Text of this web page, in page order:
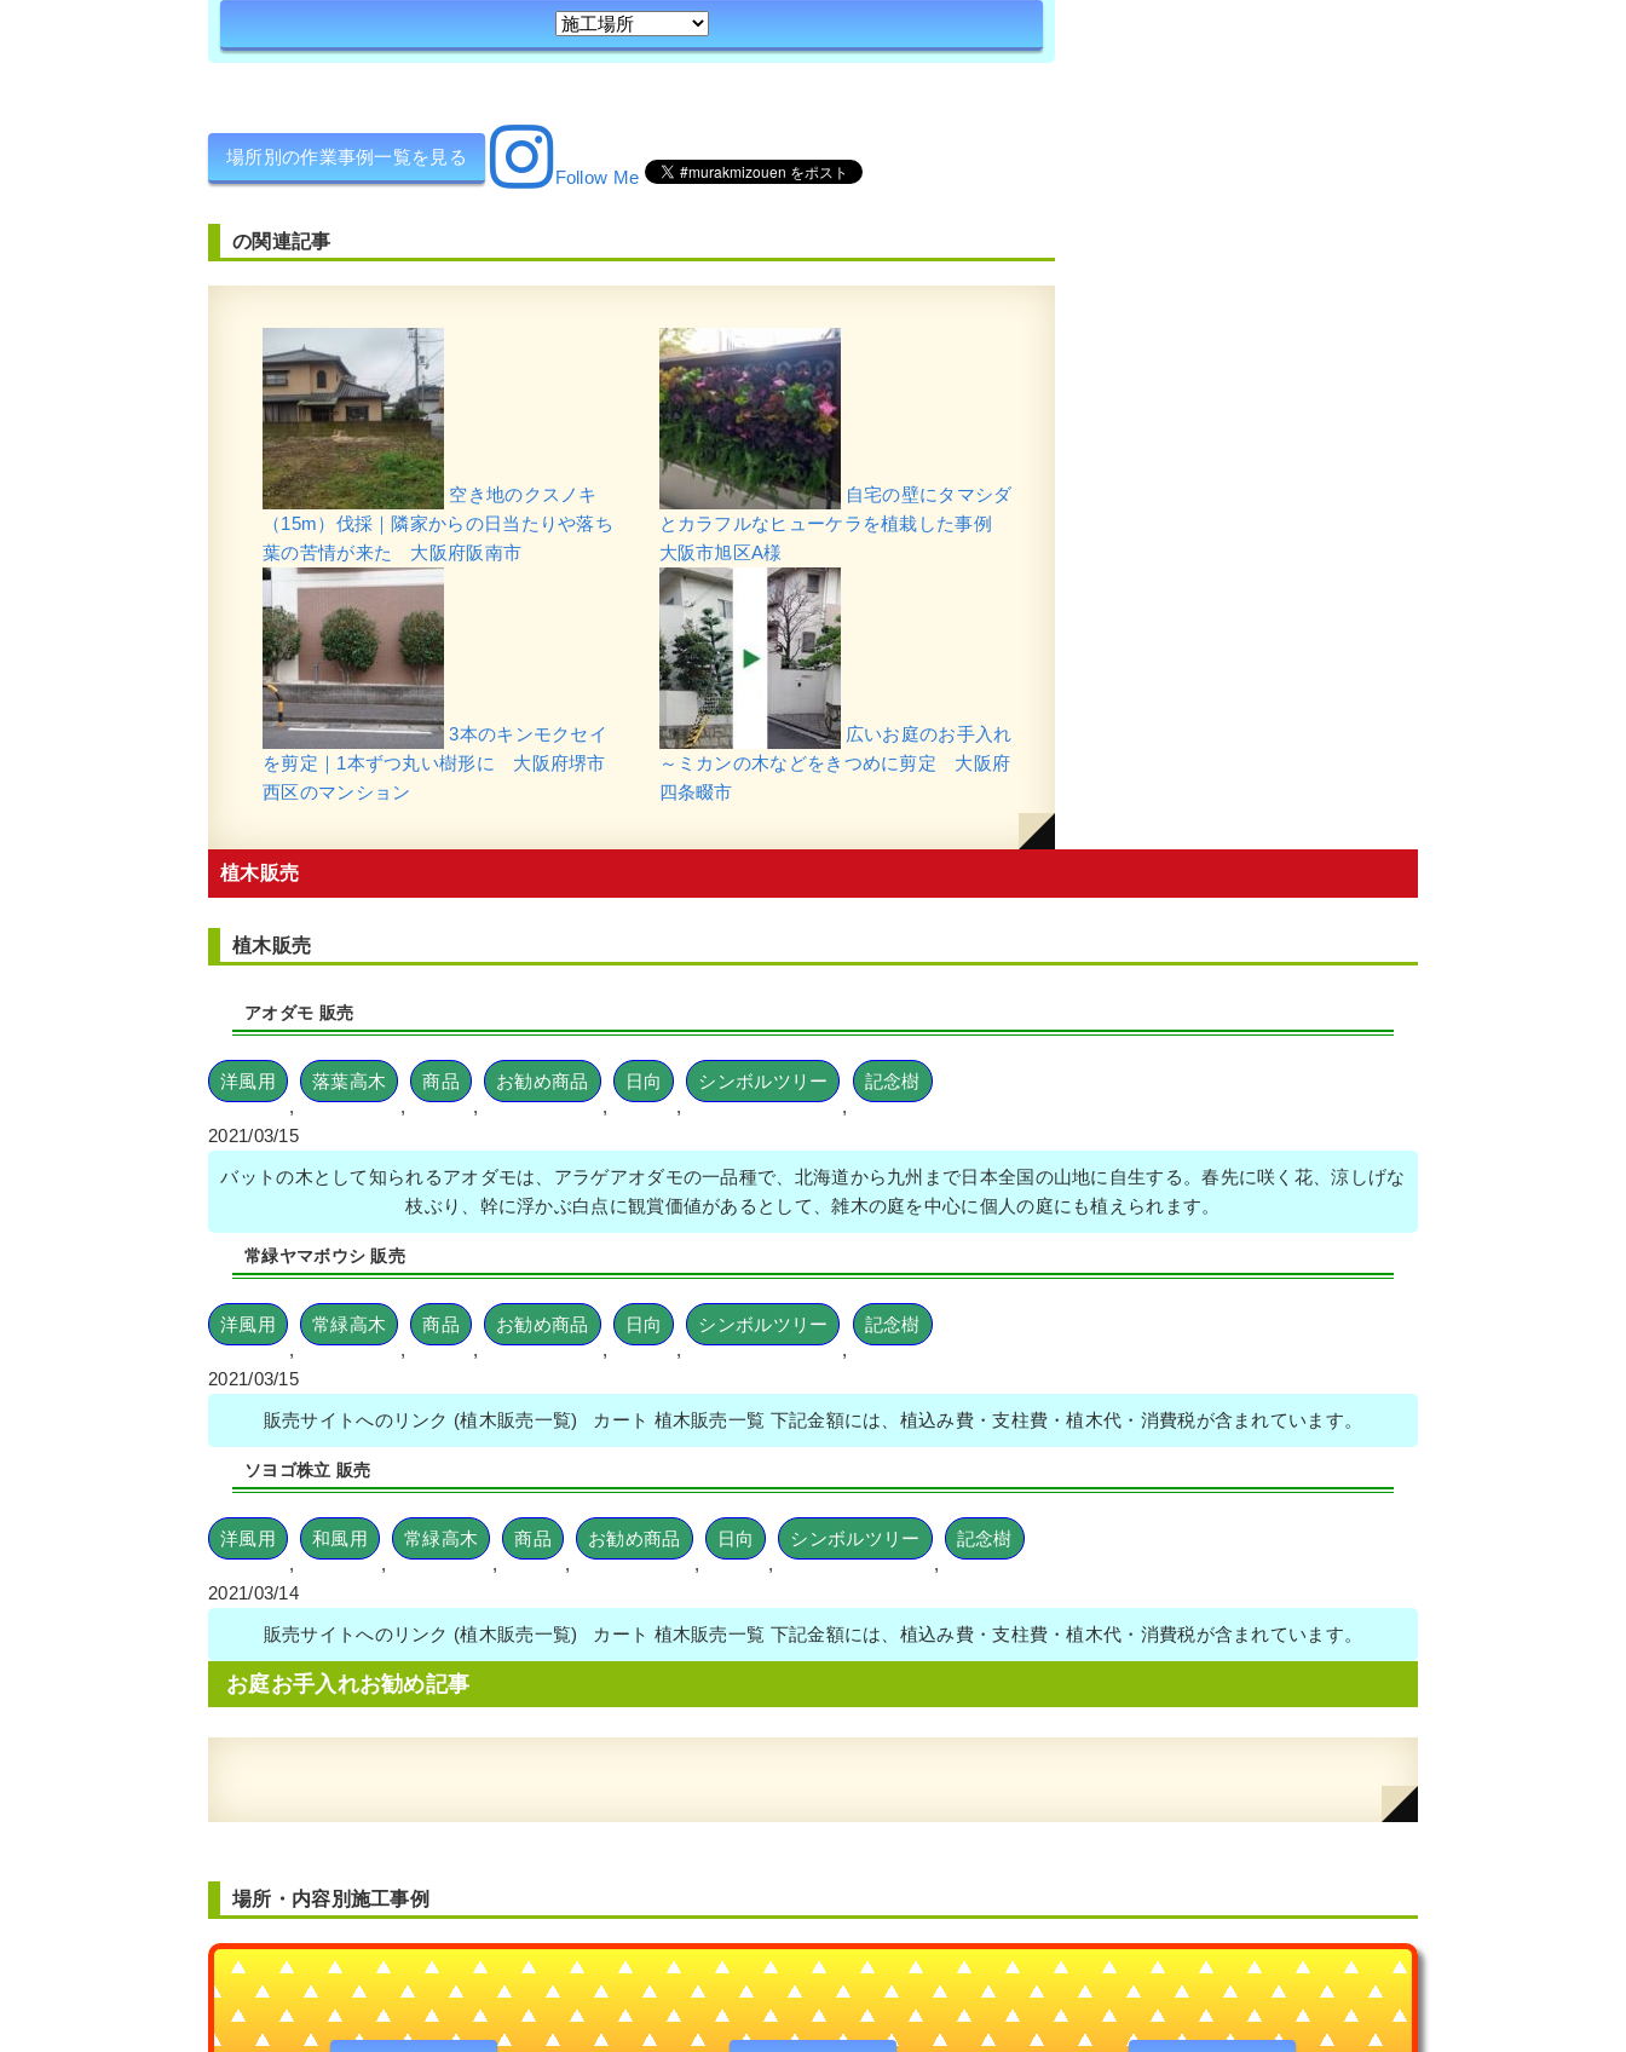
場所別の作業事例一覧を見る
Follow Me
の関連記事
空き地のクスノキ
（15m）伐採｜隣家からの日当たりや落ち
葉の苦情が来た 大阪府阪南市
3本のキンモクセイ
を剪定｜1本ずつ丸い樹形に 大阪府堺市
西区のマンション
自宅の壁にタマシダ
とカラフルなヒューケラを植栽した事例
大阪市旭区A様
広いお庭のお手入れ
～ミカンの木などをきつめに剪定 大阪府
四条畷市
植木販売
植木販売
アオダモ 販売
洋風用
,
落葉高木
,
商品
,
お勧め商品
,
日向
,
シンボルツリー
,
記念樹
2021/03/15
バットの木として知られるアオダモは、アラゲアオダモの一品種で、北海道から九州まで日本全国の山地に自生する。春先に咲く花、涼しげな
枝ぶり、幹に浮かぶ白点に観賞価値があるとして、雑木の庭を中心に個人の庭にも植えられます。
常緑ヤマボウシ 販売
洋風用
,
常緑高木
,
商品
,
お勧め商品
,
日向
,
シンボルツリー
,
記念樹
2021/03/15
販売サイトへのリンク (植木販売一覧) カート 植木販売一覧 下記金額には、植込み費・支柱費・植木代・消費税が含まれています。
ソヨゴ株立 販売
洋風用
,
和風用
,
常緑高木
,
商品
,
お勧め商品
,
日向
,
シンボルツリー
,
記念樹
2021/03/14
販売サイトへのリンク (植木販売一覧) カート 植木販売一覧 下記金額には、植込み費・支柱費・植木代・消費税が含まれています。
お庭お手入れお勧め記事
場所・内容別施工事例